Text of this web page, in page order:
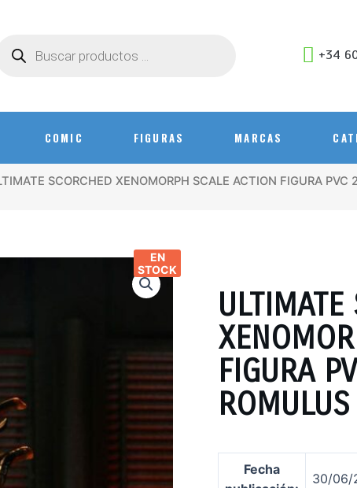
+34
COMIC FIGURAS MARCAS
SCORCHED XENOMORPH SCALE ACTION FIGURA
EN
STOCK
ULTIMATE
FIGURA
Fecha
30/06/